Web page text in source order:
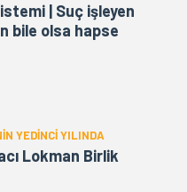
| Suç işleyen
bile olsa hapse
YEDİNCİ YILINDA
Lokman Birlik